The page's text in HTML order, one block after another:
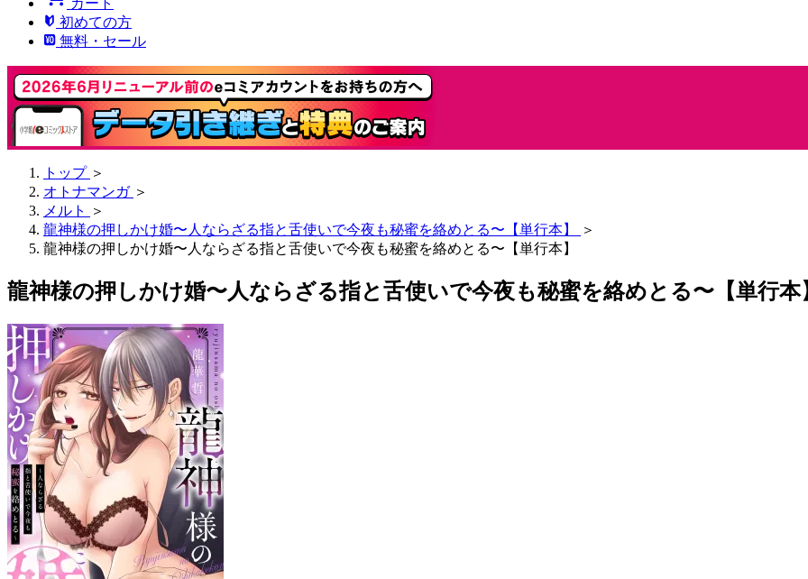
カート
初めての方
無料・セール
トップ ＞
オトナマンガ ＞
メルト
＞
龍神様の押しかけ婚〜人ならざる指と舌使いで今夜も秘蜜を絡めとる〜【単行本】
＞
龍神様の押しかけ婚〜人ならざる指と舌使いで今夜も秘蜜を絡めとる〜【単行本】
龍神様の押しかけ婚〜人ならざる指と舌使いで今夜も秘蜜を絡めとる〜【単行本